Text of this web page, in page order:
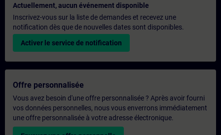
Actuellement, aucun événement disponible
Inscrivez-vous sur la liste de demandes et recevez une
notification dès que de nouvelles dates sont disponibles.
Activer le service de notification
Offre personnalisée
Vous avez besoin d'une offre personnalisée ? Après avoir fourni
vos données personnelles, nous vous enverrons immédiatement
une offre personnalisée à votre adresse électronique.